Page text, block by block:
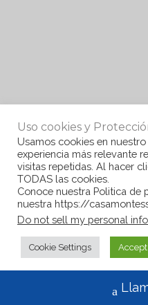
Uso cookies y
Usamos cookies en
experiencia más relevante
visitas repetidas. Al hacer
TODAS las cookies.
Conoce nuestra Politica de
nuestra https://
Do not sell my personal
Cookie Settings Accept